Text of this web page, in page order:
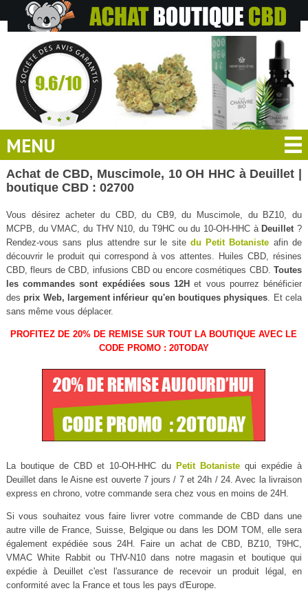
MENU
Achat de CBD, Muscimole, 10 OH HHC à Deuillet |
boutique CBD : 02700
Vous désirez acheter du CBD, du CB9, du Muscimole, du BZ10, du
MCPB, du VMAC, du THV N10, du T9HC ou du 10-OH-HHC à Deuillet ?
Rendez-vous sans plus attendre sur le site du Petit Botaniste afin de
découvrir le produit qui correspond à vos attentes. Huiles CBD, résines
CBD, fleurs de CBD, infusions CBD ou encore cosmétiques CBD.Toutes
les commandes sont expédiées sous 12H et vous pourrez bénéficier
des prix Web, largement inférieur qu'en boutiques physiques . Et cela
sans même vous déplacer.
PROFITEZ DE 20% DE REMISE SUR TOUT LA BOUTIQUE AVEC LE
CODE PROMO : 20TODAY
La boutique de CBD et 10-OH-HHC du Petit Botanistequi expédie à
Deuillet dans le Aisne est ouverte 7 jours / 7 et 24h / 24. Avec la livraison
express en chrono, votre commande sera chez vous en moins de 24H.
Si vous souhaitez vous faire livrer votre commande de CBD dans une
autre ville de France, Suisse, Belgique ou dans les DOM TOM, elle sera
également expédiée sous 24H. Faire un achat de CBD, BZ10, T9HC,
VMAC White Rabbit ou THV-N10 dans notre magasin et boutique qui
expédie à Deuillet c'est l'assurance de recevoir un produit légal, en
conformité avec la France et tous les pays d'Europe.